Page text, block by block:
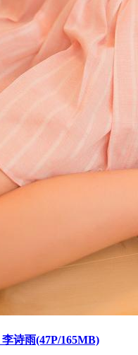
诗雨(47P/165MB)